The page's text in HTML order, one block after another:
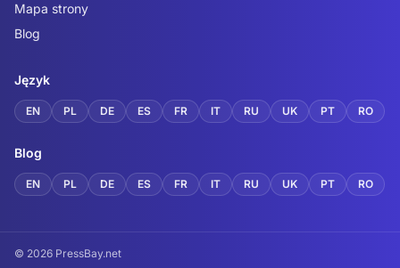
Mapa strony
Blog
Język
EN PL DE ES FR IT RU UK PT RO
Blog
EN PL DE ES FR IT RU UK PT RO
© 2026 PressBay.net